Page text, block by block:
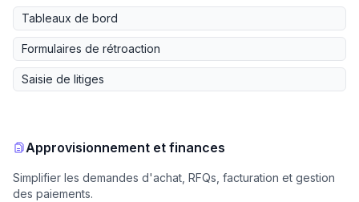
Tableaux de bord
Formulaires de rétroaction
Saisie de litiges
Approvisionnement et finances
Simplifier les demandes d'achat, RFQs, facturation et gestion
des paiements.